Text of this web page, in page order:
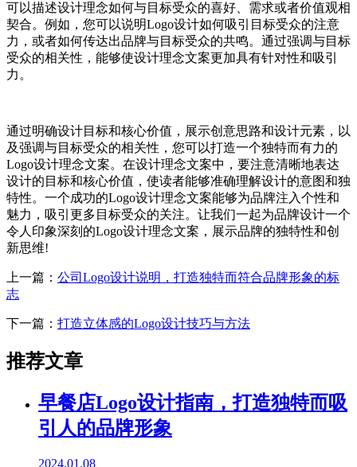
可以描述设计理念如何与目标受众的喜好、需求或者价值观相
契合。例如，您可以说明Logo设计如何吸引目标受众的注意
力，或者如何传达出品牌与目标受众的共鸣。通过强调与目标
受众的相关性，能够使设计理念文案更加具有针对性和吸引
力。
通过明确设计目标和核心价值，展示创意思路和设计元素，以
及强调与目标受众的相关性，您可以打造一个独特而有力的
Logo设计理念文案。在设计理念文案中，要注意清晰地表达
设计的目标和核心价值，使读者能够准确理解设计的意图和独
特性。一个成功的Logo设计理念文案能够为品牌注入个性和
魅力，吸引更多目标受众的关注。让我们一起为品牌设计一个
令人印象深刻的Logo设计理念文案，展示品牌的独特性和创
新思维!
上一篇： 公司Logo设计说明，打造独特而符合品牌形象的标
志
下一篇： 打造立体感的Logo设计技巧与方法
推荐文章
早餐店Logo设计指南，打造独特而吸
引人的品牌形象
2024.01.08